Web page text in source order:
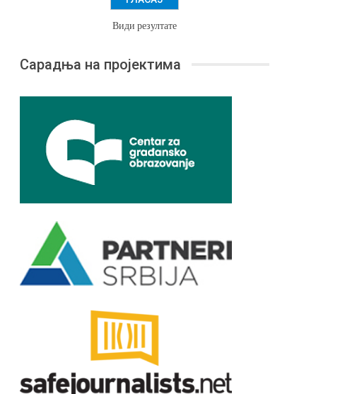
Види резултате
Сарадња на пројектима